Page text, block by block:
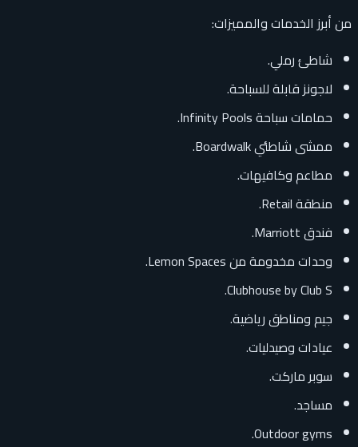
من أبرز الخدمات والمميزات:
شاطئ رملي.
لاجونز قابلة للسباحة.
حمامات سباحة Infinity Pools.
ممشى شاطئي Boardwalk.
مطاعم وكافيهات.
منطقة Retail.
فندق Marriott.
وحدات مخدومة من Lemon Spaces.
Clubhouse by Club S.
جيم ومناطق رياضية.
عيادات وصيدليات.
سوبر ماركت.
مساجد.
Outdoor gyms.